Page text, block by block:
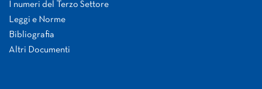
I numeri del Terzo Settore
Leggi e Norme
Bibliografia
Altri Documenti